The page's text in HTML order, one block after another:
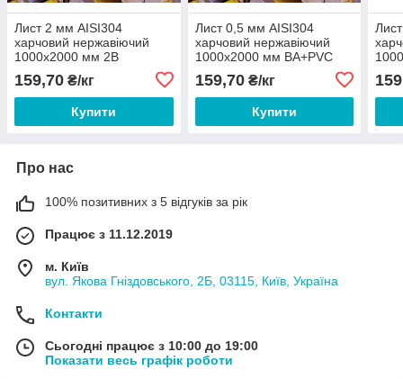
Лист 2 мм AISI304
харчовий нержавіючий
1000х2000 мм 2B
159,70 ₴/кг
Купити
Лист 0,5 мм AISI304
харчовий нержавіючий
1000х2000 мм BA+PVC
159,70₴/кг
Купити
Про нас
100% позитивних з 5 відгуків за рік
Працює з 11.12.2019
м. Київ
вул. Якова Гніздовського, 2Б, 03115, Київ, Україна
Контакти
Сьогодні працює з 10:00 до 19:00
Показати весь графік роботи